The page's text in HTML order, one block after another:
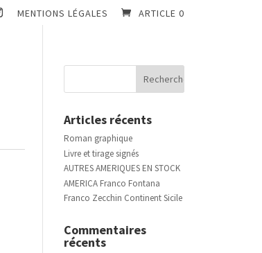
MENTIONS LÉGALES ARTICLE 0
Articles récents
Roman graphique
Livre et tirage signés
AUTRES AMERIQUES EN STOCK
AMERICA Franco Fontana
Franco Zecchin Continent Sicile
Commentaires
récents